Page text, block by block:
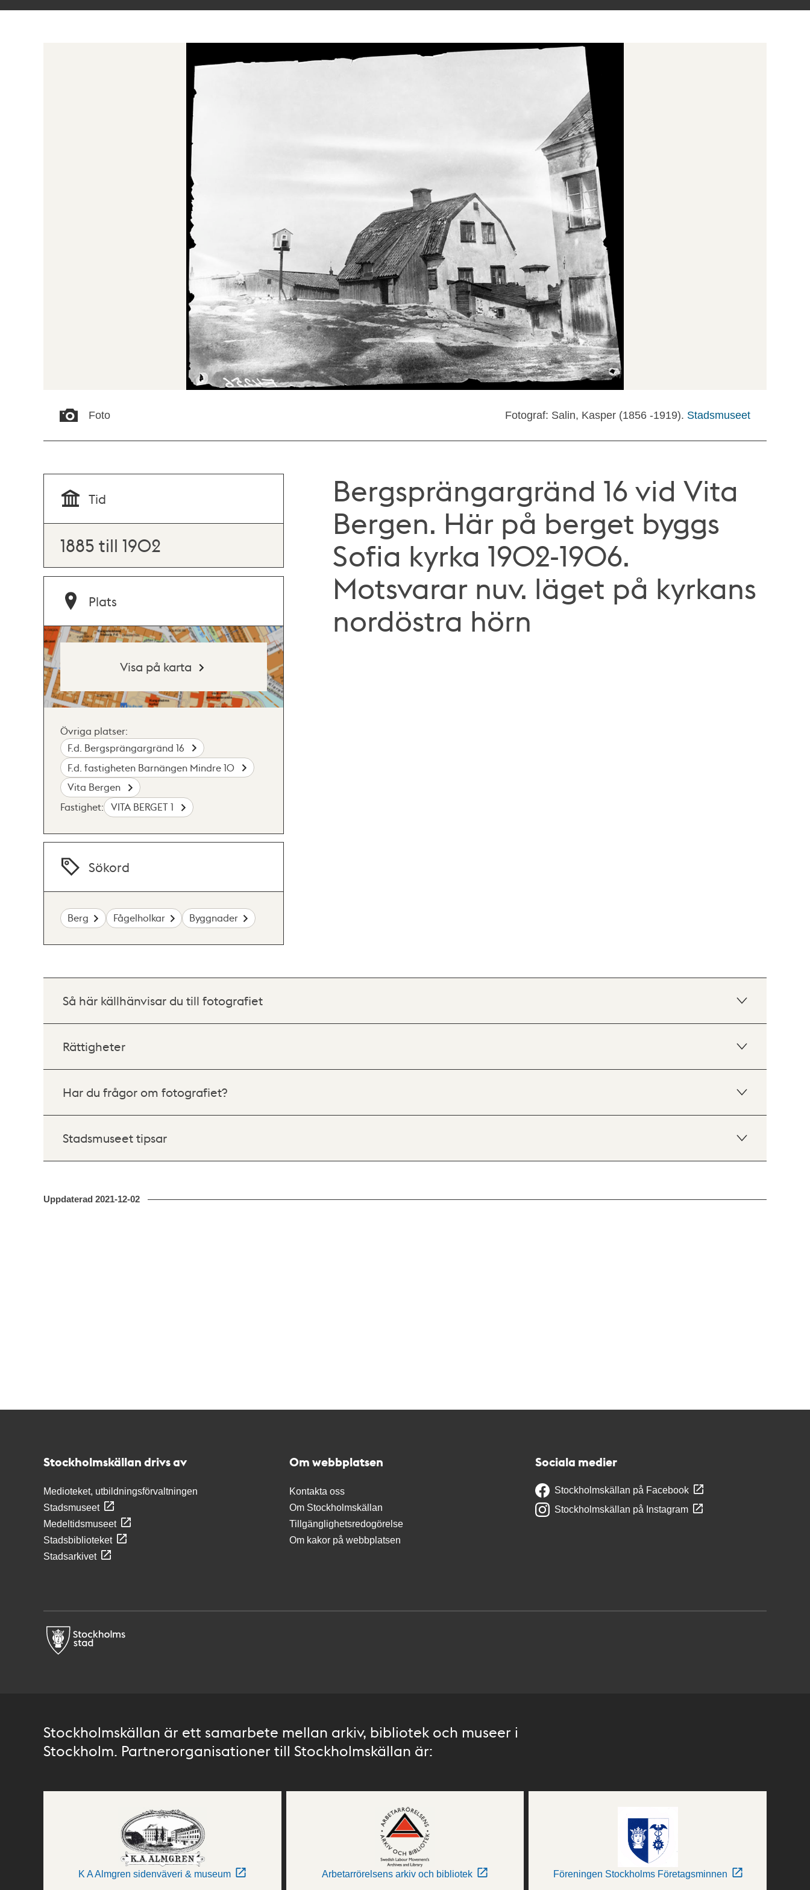
Foto Fotograf: Salin, Kasper (1856 -1919). Stadsmuseet
Bergsprängargränd 16 vid Vita
Bergen. Här på berget byggs
Sofia kyrka 1902-1906.
Motsvarar nuv. läget på kyrkans
nordöstra hörn
Tid
1885 till 1902
Plats
Visa på karta
Övriga platser:
F.d. Bergsprängargränd 16
F.d. fastigheten Barnängen Mindre 10
Vita Bergen
Fastighet:
VITA BERGET 1
Sökord
Berg Fågelholkar Byggnader
Så här källhänvisar du till fotografiet
Rättigheter
Har du frågor om fotografiet?
Stadsmuseet tipsar
Uppdaterad 2021-12-02
Stockholmskällan drivs av
Medioteket, utbildningsförvaltningen
Stadsmuseet
Medeltidsmuseet
Stadsbiblioteket
Stadsarkivet
Om webbplatsen
Kontakta oss
Om Stockholmskällan
Tillgänglighetsredogörelse
Om kakor på webbplatsen
Sociala medier
Stockholmskällan på Facebook
Stockholmskällan på Instagram
Stockholmskällan är ett samarbete mellan arkiv, bibliotek och museer i
Stockholm. Partnerorganisationer till Stockholmskällan är:
K A Almgren sidenväveri & museum Arbetarrörelsens arkiv och bibliotek Föreningen Stockholms Företagsminnen